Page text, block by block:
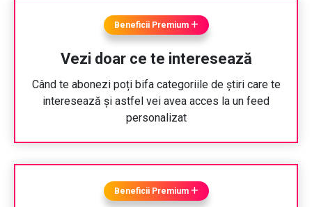
Beneficii Premium
Vezi doar ce te interesează
Când te abonezi poți bifa categoriile de știri care te
interesează și astfel vei avea acces la un feed
personalizat
Beneficii Premium